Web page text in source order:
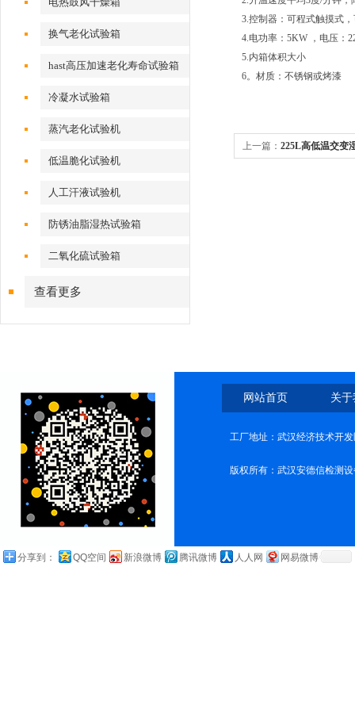
换气老化试验箱
hast高压加速老化寿命试验箱
冷凝水试验箱
蒸汽老化试验机
低温脆化试验机
人工汗液试验机
防锈油脂湿热试验箱
二氧化硫试验箱
查看更多
3.控制器：可程式触摸式
4.电功率：5KW ，电压：
5.内箱体积大小
6。材质：不锈钢或烤漆
上一篇： 225L高低温交变
网站首页 关
工厂地址：武汉经济技术开
版权所有：武汉安德信检测
分享到： QQ空间 新浪微博 腾讯微博 人人网 网易微博